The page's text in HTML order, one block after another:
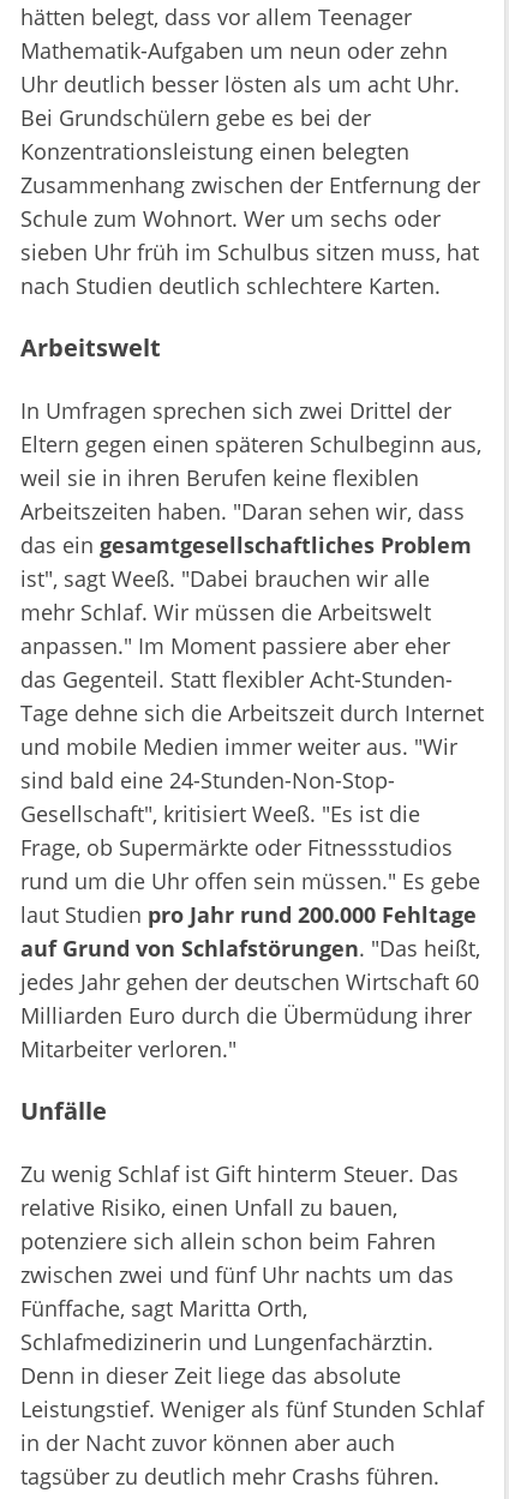
hätten belegt, dass vor allem Teenager
Mathematik-Aufgaben um neun oder zehn
Uhr deutlich besser lösten als um acht Uhr.
Bei Grundschülern gebe es bei der
Konzentrationsleistung einen belegten
Zusammenhang zwischen der Entfernung der
Schule zum Wohnort. Wer um sechs oder
sieben Uhr früh im Schulbus sitzen muss, hat
nach Studien deutlich schlechtere Karten.
Arbeitswelt
In Umfragen sprechen sich zwei Drittel der
Eltern gegen einen späteren Schulbeginn aus,
weil sie in ihren Berufen keine flexiblen
Arbeitszeiten haben. "Daran sehen wir, dass
das ein gesamtgesellschaftliches Problem
ist", sagt Weeß. "Dabei brauchen wir alle
mehr Schlaf. Wir müssen die Arbeitswelt
anpassen." Im Moment passiere aber eher
das Gegenteil. Statt flexibler Acht-Stunden-
Tage dehne sich die Arbeitszeit durch Internet
und mobile Medien immer weiter aus. "Wir
sind bald eine 24-Stunden-Non-Stop-
Gesellschaft", kritisiert Weeß. "Es ist die
Frage, ob Supermärkte oder Fitnessstudios
rund um die Uhr offen sein müssen." Es gebe
laut Studien pro Jahr rund 200.000 Fehltage
auf Grund von Schlafstörungen. "Das heißt,
jedes Jahr gehen der deutschen Wirtschaft 60
Milliarden Euro durch die Übermüdung ihrer
Mitarbeiter verloren."
Unfälle
Zu wenig Schlaf ist Gift hinterm Steuer. Das
relative Risiko, einen Unfall zu bauen,
potenziere sich allein schon beim Fahren
zwischen zwei und fünf Uhr nachts um das
Fünffache, sagt Maritta Orth,
Schlafmedizinerin und Lungenfachärztin.
Denn in dieser Zeit liege das absolute
Leistungstief. Weniger als fünf Stunden Schlaf
in der Nacht zuvor können aber auch
tagsüber zu deutlich mehr Crashs führen.